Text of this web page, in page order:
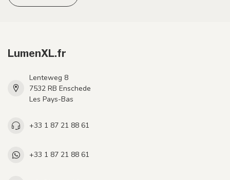
LumenXL.fr
Lenteweg 8
7532 RB Enschede
Les Pays-Bas
+33 1 87 21 88 61
+33 1 87 21 88 61